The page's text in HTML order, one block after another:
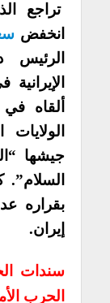
تراجع
انخفض
الرئيس
ألقاه
جيشها
بقراره
إيران.
سندات
الحرب